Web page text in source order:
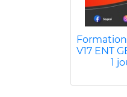
V17 ENT
1